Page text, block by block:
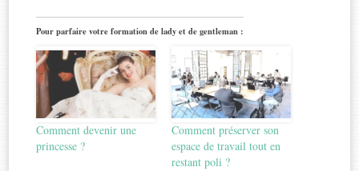
Pour parfaire votre formation de lady et de gentleman :
Comment devenir une
princesse ?
Comment préserver son
espace de travail tout en
restant poli ?